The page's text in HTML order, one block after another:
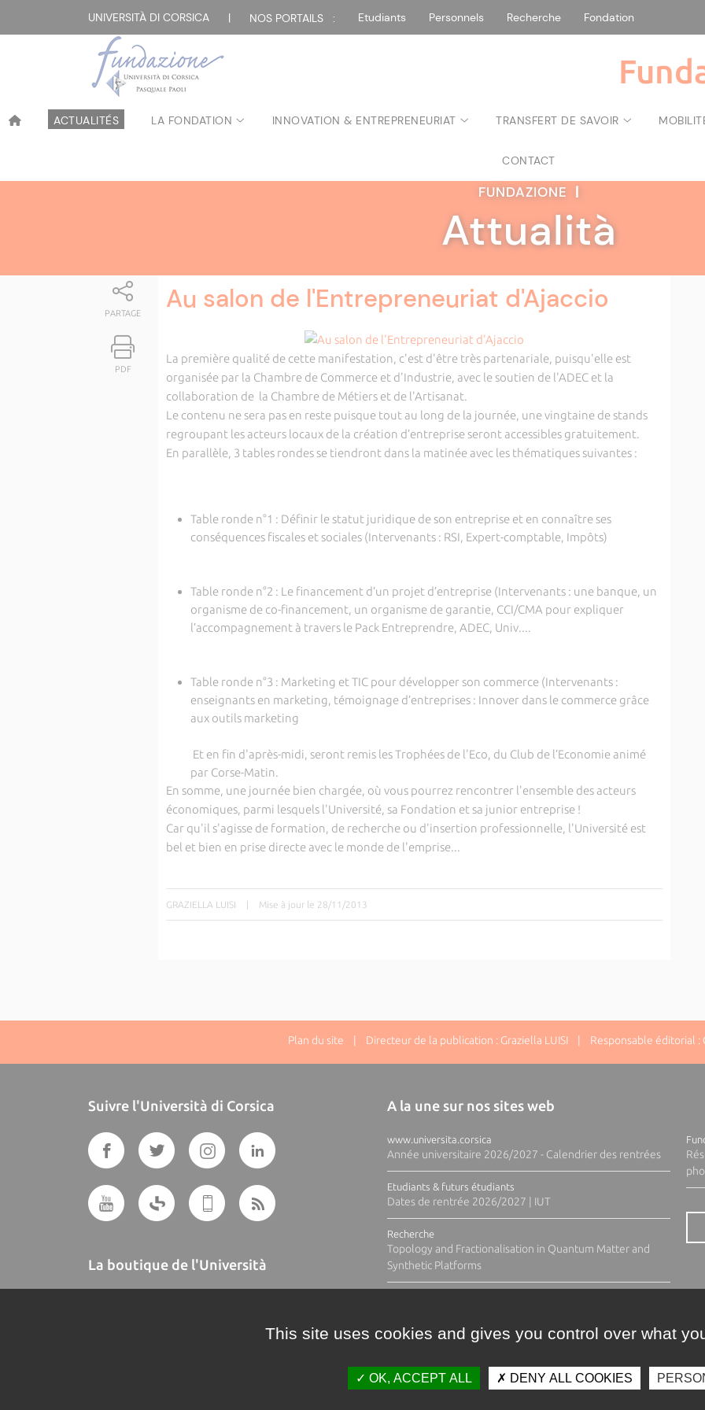
UNIVERSITÀ DI CORSICA | NOS PORTAILS : Etudiants Personnels Recherche Fondation
ACTUALITÉS LA FONDATION INNOVATION & ENTREPRENEURIAT TRANSFERT DE SAVOIR
CONTACT
FUNDAZIONE |
Attualità
PARTAGE
PDF
Au salon de l'Entrepreneuriat d'Ajaccio
La première qualité de cette manifestation, c'est d'être très partenariale, puisqu'elle est
organisée par la Chambre de Commerce et d'Industrie, avec le soutien de l'ADEC et la
collaboration de la Chambre de Métiers et de l'Artisanat.
Le contenu ne sera pas en reste puisque tout au long de la journée, une vingtaine de stands
regroupant les acteurs locaux de la création d’entreprise seront accessibles gratuitement.
En parallèle, 3 tables rondes se tiendront dans la matinée avec les thématiques suivantes :
Table ronde n°1 : Définir le statut juridique de son entreprise et en connaître ses
conséquences fiscales et sociales (Intervenants : RSI, Expert-comptable, Impôts)
Table ronde n°2 : Le financement d’un projet d’entreprise (Intervenants : une banque, un
organisme de co-financement, un organisme de garantie, CCI/CMA pour expliquer
l’accompagnement à travers le Pack Entreprendre, ADEC, Univ....
Table ronde n°3 : Marketing et TIC pour développer son commerce (Intervenants :
enseignants en marketing, témoignage d’entreprises : Innover dans le commerce grâce
aux outils marketing
Et en fin d'après-midi, seront remis les Trophées de l'Eco, du Club de l’Economie animé
par Corse-Matin.
En somme, une journée bien chargée, où vous pourrez rencontrer l'ensemble des acteurs
économiques, parmi lesquels l'Université, sa Fondation et sa junior entreprise !
Car qu'il s'agisse de formation, de recherche ou d'insertion professionnelle, l'Université est
bel et bien en prise directe avec le monde de l'emprise...
GRAZIELLA LUISI | Mise à jour le 28/11/2013
Plan du site | Directeur de la publication : Graziella LUISI | Responsable éditorial :
Suivre l'Università di Corsica
La boutique de l'Università
A la une sur nos sites web
www.universita.corsica
Année universitaire 2026/2027 - Calendrier des rentrées
Etudiants & futurs étudiants
Dates de rentrée 2026/2027 | IUT
Recherche
Topology and Fractionalisation in Quantum Matter and
Synthetic Platforms
This site uses cookies and gives you control over what
OK, ACCEPT ALL DENY ALL COOKIES